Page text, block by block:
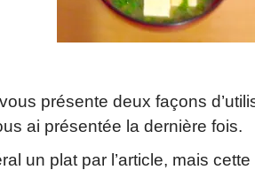
présente deux façons
ai présentée la dernière fois.
un plat par l’article, mais